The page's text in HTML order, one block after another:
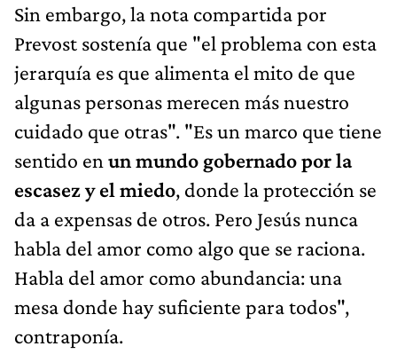
Sin embargo, la nota compartida por
Prevost sostenía que "el problema con esta
jerarquía es que alimenta el mito de que
algunas personas merecen más nuestro
cuidado que otras". "Es un marco que tiene
sentido en un mundo gobernado por la
escasez y el miedo, donde la protección se
da a expensas de otros. Pero Jesús nunca
habla del amor como algo que se raciona.
Habla del amor como abundancia: una
mesa donde hay suficiente para todos",
contraponía.